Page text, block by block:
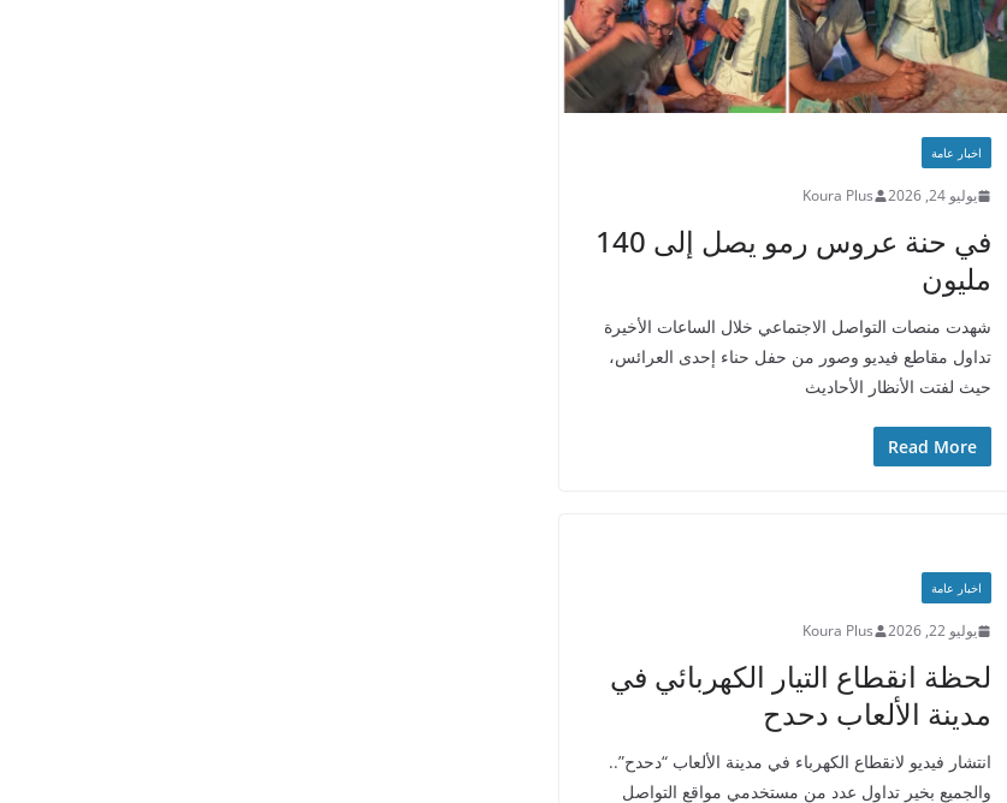
اخبار عامة
يوليو 24, 2026 Koura Plus
في حنة عروس رمو يصل إلى 140
مليون
شهدت منصات التواصل الاجتماعي خلال الساعات الأخيرة
تداول مقاطع فيديو وصور من حفل حناء إحدى العرائس،
حيث لفتت الأنظار الأحاديث
Read More
اخبار عامة
يوليو 22, 2026 Koura Plus
لحظة انقطاع التيار الكهربائي في
مدينة الألعاب دحدح
انتشار فيديو لانقطاع الكهرباء في مدينة الألعاب “دحدح”..
والجميع بخير تداول عدد من مستخدمي مواقع التواصل